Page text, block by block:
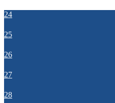
24
25
26
27
28